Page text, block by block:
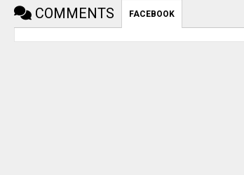
COMMENTS FACEBOOK